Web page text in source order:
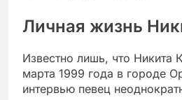
Личная жизнь
Известно лишь, что Никита
марта 1999 года в городе
интервью певец